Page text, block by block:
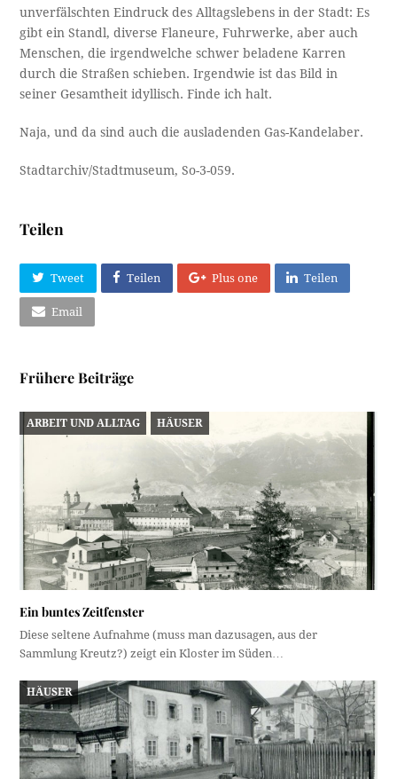
unverfälschten Eindruck des Alltagslebens in der Stadt: Es
gibt ein Standl, diverse Flaneure, Fuhrwerke, aber auch
Menschen, die irgendwelche schwer beladene Karren
durch die Straßen schieben. Irgendwie ist das Bild in
seiner Gesamtheit idyllisch. Finde ich halt.
Naja, und da sind auch die ausladenden Gas-Kandelaber.
Stadtarchiv/Stadtmuseum, So-3-059.
Teilen
Tweet Teilen Plus one Teilen
Email
Frühere Beiträge
ARBEIT UND ALLTAG HÄUSER
Ein buntes Zeitfenster
Diese seltene Aufnahme (muss man dazusagen, aus der
Sammlung Kreutz?) zeigt ein Kloster im Süden…
HÄUSER